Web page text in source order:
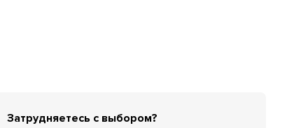
Затрудняетесь с выбором?